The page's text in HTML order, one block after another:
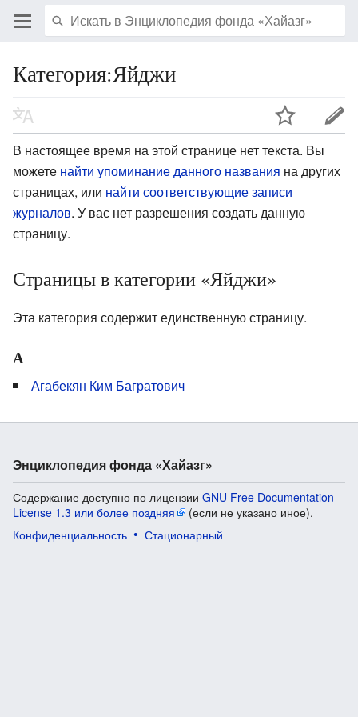
Категория:Яйджи
В настоящее время на этой странице нет текста. Вы
можете найти упоминание данного названия на других
страницах, или найти соответствующие записи
журналов. У вас нет разрешения создать данную
страницу.
Страницы в категории «Яйджи»
Эта категория содержит единственную страницу.
А
Агабекян Ким Багратович
Энциклопедия фонда «Хайазг»
Содержание доступно по лицензии GNU Free Documentation
License 1.3 или более поздняя
(если не указано иное).
Конфиденциальность
Стационарный